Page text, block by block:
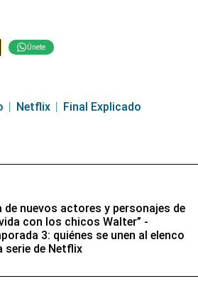
Únete
Netflix
Final Explicado
de nuevos actores y personajes de
con los chicos Walter” -
3: quiénes se unen al elenco
serie de Netflix